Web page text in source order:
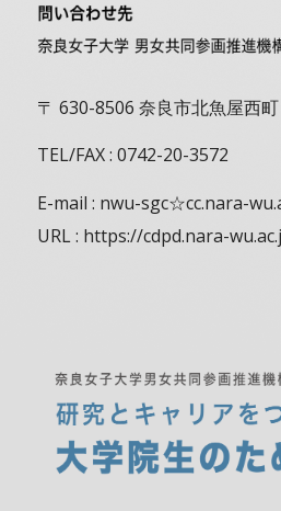
〒 630-8506 奈良市北魚屋西
TEL/FAX : 0742-20-3572
E-mail : nwu-sgc☆cc.nara-
URL : https://cdpd.nara-